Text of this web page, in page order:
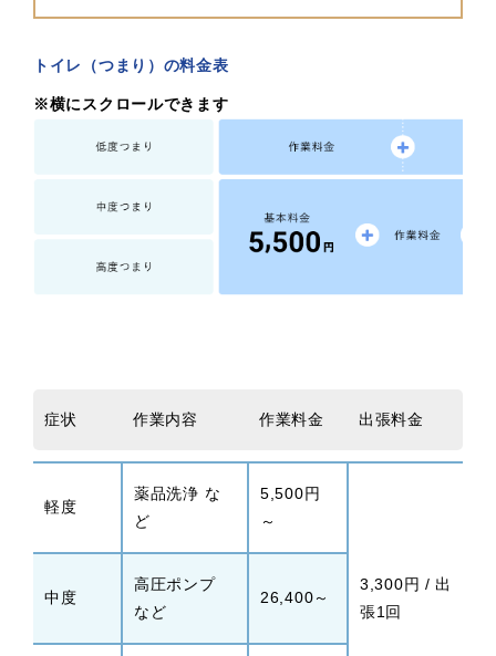
トイレ（つまり）の料金表
※横にスクロールできます
症状 作業内容 作業料金 出張料金
軽度
薬品洗浄 な
ど
5,500円
～
3,300円 / 出
張1回
中度
高圧ポンプ
など
26,400～